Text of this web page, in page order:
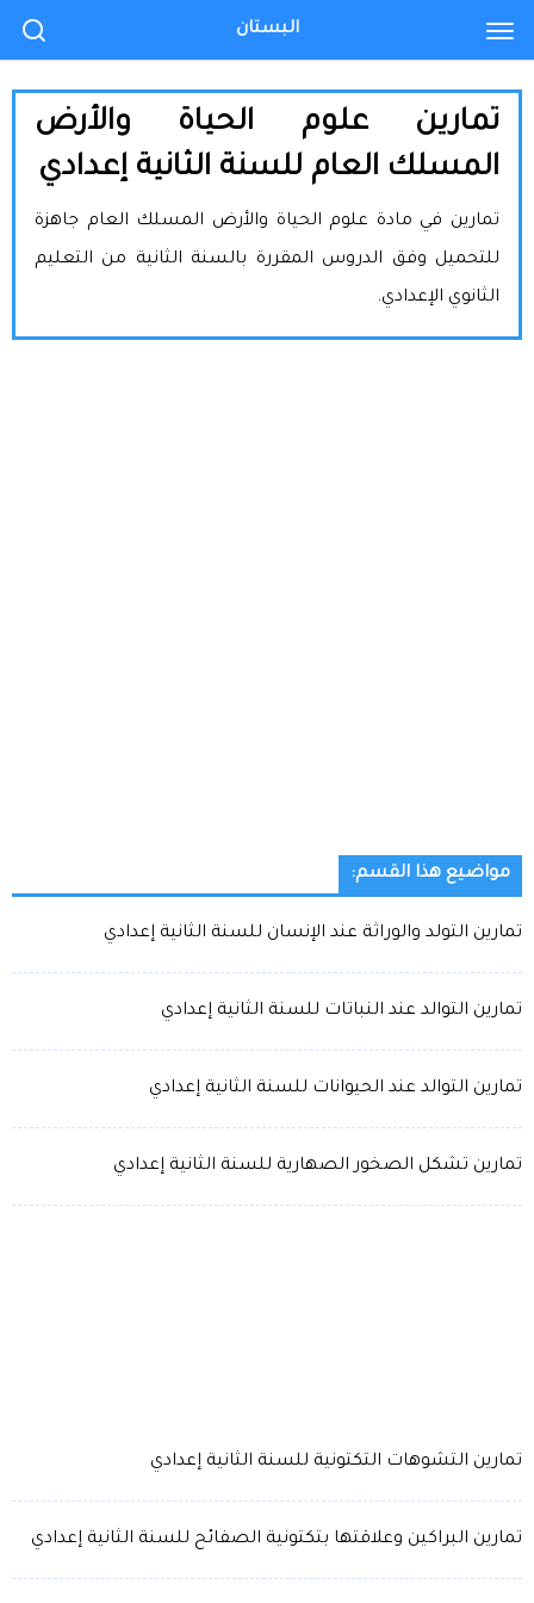
تمارين علوم الحياة والأرض
المسلك العام للسنة الثانية إعدادي
تمارين في مادة علوم الحياة والأرض المسلك العام جاهزة
للتحميل وفق الدروس المقررة بالسنة الثانية من التعليم
الثانوي الإعدادي.
مواضيع هذا القسم:
تمارين التولد والوراثة عند الإنسان للسنة الثانية إعدادي
تمارين التوالد عند النباتات للسنة الثانية إعدادي
تمارين التوالد عند الحيوانات للسنة الثانية إعدادي
تمارين تشكل الصخور الصهارية للسنة الثانية إعدادي
تمارين التشوهات التكتونية للسنة الثانية إعدادي
تمارين البراكين وعلاقتها بتكتونية الصفائح للسنة الثانية إعدادي
البستان